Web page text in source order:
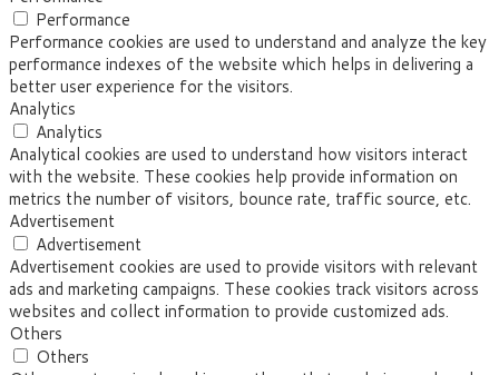
Performance
Performance cookies are used to understand and analyze the key
performance indexes of the website which helps in delivering a
better user experience for the visitors.
Analytics
Analytics
Analytical cookies are used to understand how visitors interact
with the website. These cookies help provide information on
metrics the number of visitors, bounce rate, traffic source, etc.
Advertisement
Advertisement
Advertisement cookies are used to provide visitors with relevant
ads and marketing campaigns. These cookies track visitors across
websites and collect information to provide customized ads.
Others
Others